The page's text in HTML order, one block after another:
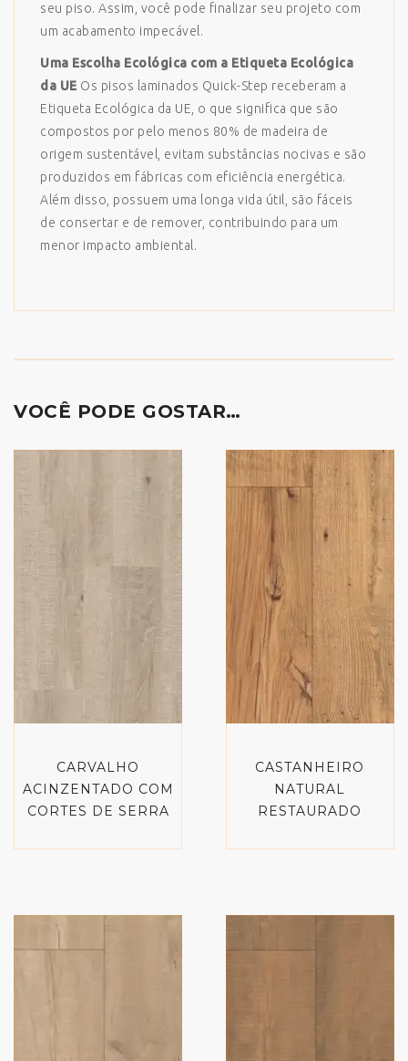
seu piso. Assim, você pode finalizar seu projeto com
um acabamento impecável.
Uma Escolha Ecológica com a Etiqueta Ecológica
da UE Os pisos laminados Quick-Step receberam a
Etiqueta Ecológica da UE, o que significa que são
compostos por pelo menos 80% de madeira de
origem sustentável, evitam substâncias nocivas e são
produzidos em fábricas com eficiência energética.
Além disso, possuem uma longa vida útil, são fáceis
de consertar e de remover, contribuindo para um
menor impacto ambiental.
VOCÊ PODE GOSTAR…
CARVALHO
ACINZENTADO COM
CORTES DE SERRA
CASTANHEIRO
NATURAL
RESTAURADO